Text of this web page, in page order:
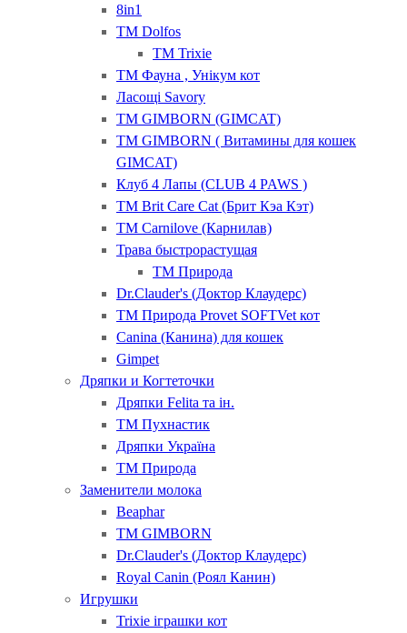
8in1
ТМ Dolfos
ТМ Trixie
ТМ Фауна , Унікум кот
Ласощі Savory
ТМ GIMBORN (GIMCAT)
ТМ GIMBORN ( Витамины для кошек
GIMCAT)
Клуб 4 Лапы (CLUB 4 PAWS )
ТМ Brit Care Cat (Брит Кэа Кэт)
ТМ Carnilove (Карнилав)
Трава быстрорастущая
ТМ Природа
Dr.Clauder's (Доктор Клаудерс)
ТМ Природа Provet SOFTVet кот
Canina (Канина) для кошек
Gimpet
Дряпки и Когтеточки
Дряпки Felita та ін.
ТМ Пухнастик
Дряпки Україна
ТМ Природа
Заменители молока
Beaphar
ТМ GIMBORN
Dr.Clauder's (Доктор Клаудерс)
Royal Canin (Роял Канин)
Игрушки
Trixie іграшки кот